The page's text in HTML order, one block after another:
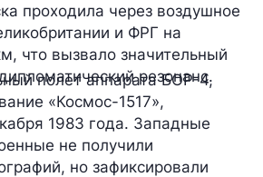
проходила через воздушное
и ФРГ на
что вызвало значительный
резонанс.
полет аппарата БОР-4,
«Космос-1517»,
1983 года. Западные
не получили
но зафиксировали